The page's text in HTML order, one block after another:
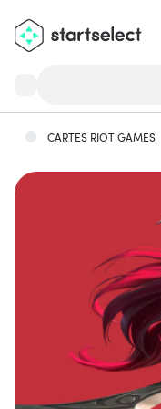
CARTES RIOT GAMES